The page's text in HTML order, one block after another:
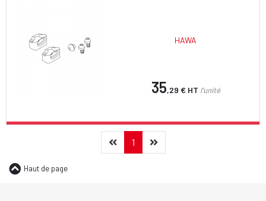
HAWA
35,29 € HT l'unité
Précédent
1(current)Suivant
Haut de page